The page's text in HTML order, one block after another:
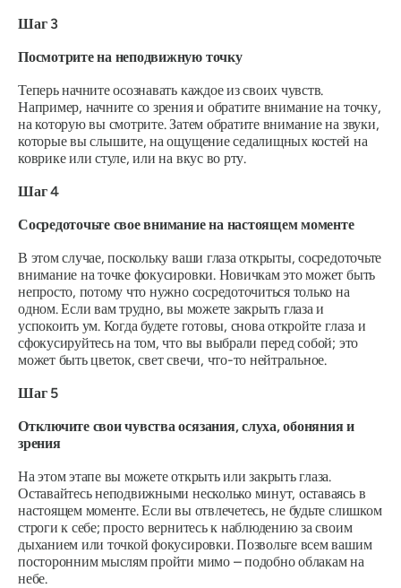
Шаг 3
Посмотрите на неподвижную точку
Теперь начните осознавать каждое из своих чувств.
Например, начните со зрения и обратите внимание на точку,
на которую вы смотрите. Затем обратите внимание на звуки,
которые вы слышите, на ощущение седалищных костей на
коврике или стуле, или на вкус во рту.
Шаг 4
Сосредоточьте свое внимание на настоящем моменте
В этом случае, поскольку ваши глаза открыты, сосредоточьте
внимание на точке фокусировки. Новичкам это может быть
непросто, потому что нужно сосредоточиться только на
одном. Если вам трудно, вы можете закрыть глаза и
успокоить ум. Когда будете готовы, снова откройте глаза и
сфокусируйтесь на том, что вы выбрали перед собой; это
может быть цветок, свет свечи, что-то нейтральное.
Шаг 5
Отключите свои чувства осязания, слуха, обоняния и
зрения
На этом этапе вы можете открыть или закрыть глаза.
Оставайтесь неподвижными несколько минут, оставаясь в
настоящем моменте. Если вы отвлечетесь, не будьте слишком
строги к себе; просто вернитесь к наблюдению за своим
дыханием или точкой фокусировки. Позвольте всем вашим
посторонним мыслям пройти мимо – подобно облакам на
небе.